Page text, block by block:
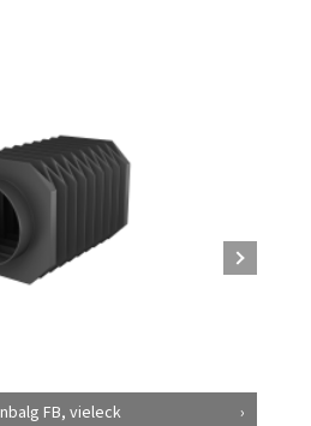
FB, vieleck